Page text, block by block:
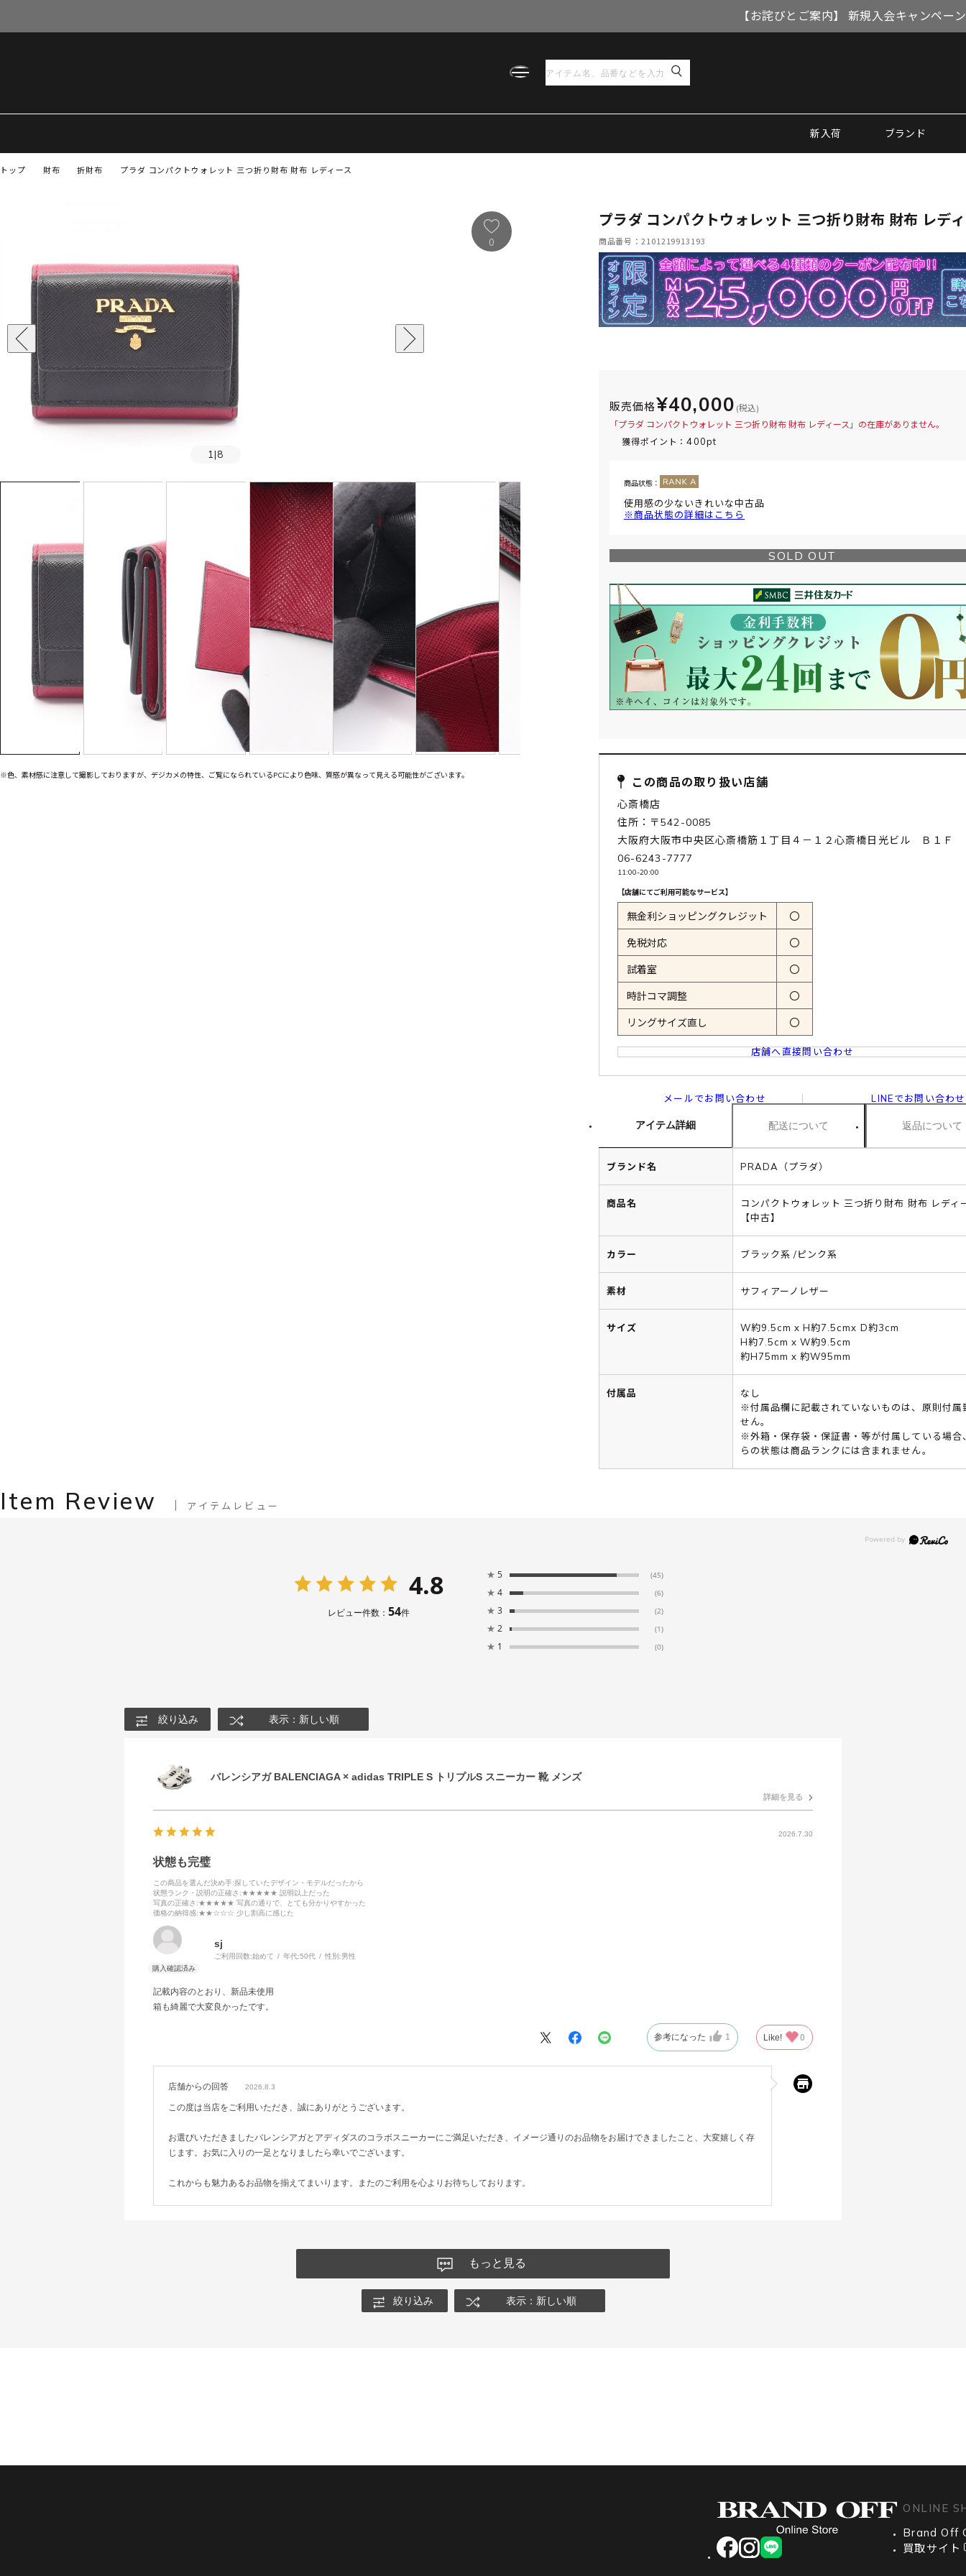
【お詫びとご案内】 新規入会キャンペ
新入荷 ブランド
トップ プラダ コンパクトウォレット 三つ折り財布 財布 レディース
財布 折財布
SOLD OUT
1 |8
0
※色、素材感に注意して撮影しておりますが、デジカメの特性、ご覧になられているPCにより色味、質感が異なって見える可能性がございます。
プラダ コンパクトウォレット 三つ折り財布 財布 レデ
商品番号：2101219913193
販売価格¥40,000 (税込)
「プラダ コンパクトウォレット 三つ折り財布 財布 レディース」の在庫がありません。
獲得ポイント：400pt
商品状態：
使用感の少ないきれいな中古品
※商品状態の詳細はこちら
SOLD OUT
この商品の取り扱い店舗
心斎橋店
住所：〒542-0085
大阪府大阪市中央区心斎橋筋１丁目４－１２心斎橋日光ビル Ｂ１Ｆ
06-6243-7777
11:00-20:00
【店舗にてご利用可能なサービス】
無金利ショッピングクレジット 〇
免税対応 〇
試着室 〇
時計コマ調整 〇
リングサイズ直し 〇
店舗へ直接問い合わせ
メールでお問い合わせ LINEでお問い合わせ
アイテム詳細 配送について 返品について
ブランド名 PRADA（プラダ）
商品名
コンパクトウォレット 三つ折り財布 財布 レディ
【中古】
カラー ブラック系 /ピンク系
素材 サフィアーノレザー
サイズ
W約9.5cm x H約7.5cmx D約3cm
H約7.5cm x W約9.5cm
約H75mm x 約W95mm
付属品
なし
※付属品欄に記載されていないものは、原則付属
せん。
※外箱・保存袋・保証書・等が付属している場合
らの状態は商品ランクには含まれません。
Item Review アイテムレビュー
4.8
レビュー件数： 54件
★ 5 (45)
★ 4 (6)
★ 3 (2)
★ 2 (1)
★ 1 (0)
絞り込み 表示：新しい順
バレンシアガ BALENCIAGA × adidas TRIPLE S トリプルS スニーカー 靴 メンズ
詳細を見る
2026.7.30
状態も完璧
この商品を選んだ決め手:探していたデザイン・モデルだったから
状態ランク・説明の正確さ :★★★★★ 説明以上だった
写真の正確さ :★★★★★ 写真の通りで、とても分かりやすかった
価格の納得感:★★☆☆☆ 少し割高に感じた
sj
ご利用回数:始めて 年代:50代 性別:男性
記載内容のとおり、新品未使用
箱も綺麗で大変良かったです。
参考になった 1 Like! 0
店舗からの回答 2026.8.3
この度は当店をご利用いただき、誠にありがとうございます。
お選びいただきましたバレンシアガとアディダスのコラボスニーカーにご満足いただき、イメージ通りのお品物をお届けできましたこと、大変嬉しく存
じます。お気に入りの一足となりましたら幸いでございます。
これからも魅力あるお品物を揃えてまいります。またのご利用を心よりお待ちしております。
もっと見る
絞り込み 表示：新しい順
facebookinstagram
LINE
ONLINE
Brand Off
買取サイト